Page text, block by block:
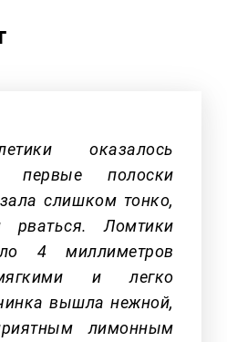
оказалось
первые полоски
слишком тонко,
Ломтики
4 миллиметров
и легко
вышла нежной,
лимонным